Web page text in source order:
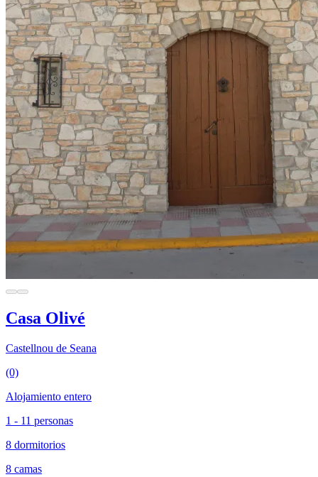
Casa Olivé
Castellnou de Seana
(0)
Alojamiento entero
1 - 11 personas
8 dormitorios
8 camas